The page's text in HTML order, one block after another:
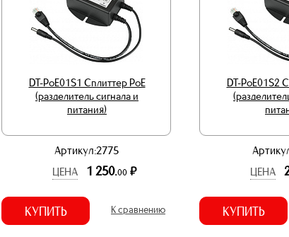
DT-PoE01S1 Сплиттер PoE
(разделитель сигнала и
питания)
Артикул:2775
ЦЕНА
1 250.00 р.
КУПИТЬ К сравнению
DT-PoE01S2
ЦЕНА
КУПИТЬ